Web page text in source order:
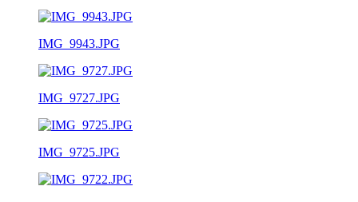
IMG_9943.JPG
IMG_9727.JPG
IMG_9725.JPG